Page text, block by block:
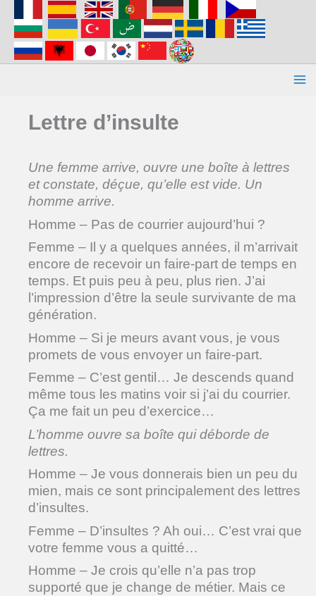
contenu
Lettre d’insulte
Une femme arrive, ouvre une boîte à lettres
et constate, déçue, qu’elle est vide. Un
homme arrive.
Homme – Pas de courrier aujourd’hui ?
Femme – Il y a quelques années, il m’arrivait
encore de recevoir un faire-part de temps en
temps. Et puis peu à peu, plus rien. J’ai
l’impression d’être la seule survivante de ma
génération.
Homme – Si je meurs avant vous, je vous
promets de vous envoyer un faire-part.
Femme – C’est gentil… Je descends quand
même tous les matins voir si j’ai du courrier.
Ça me fait un peu d’exercice…
L’homme ouvre sa boîte qui déborde de
lettres.
Homme – Je vous donnerais bien un peu du
mien, mais ce sont principalement des lettres
d’insultes.
Femme – D’insultes ? Ah oui… C’est vrai que
votre femme vous a quitté…
Homme – Je crois qu’elle n’a pas trop
supporté que je change de métier. Mais ce